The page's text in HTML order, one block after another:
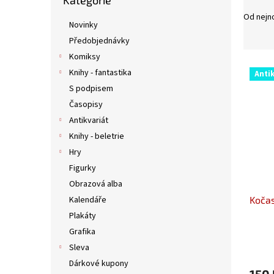
Novinky
Předobjednávky
Komiksy
Knihy - fantastika
S podpisem
Časopisy
Antikvariát
Knihy - beletrie
Hry
Figurky
Obrazová alba
Kalendáře
Plakáty
Grafika
Sleva
Dárkové kupony
Od
V